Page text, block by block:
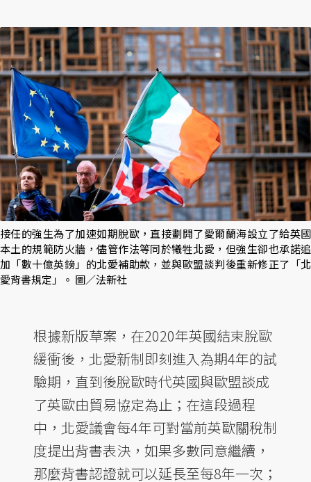
接任的強生為了加速如期脫歐，直接劃開了愛爾蘭海設立了給英國
本土的規範防火牆，儘管作法等同於犧牲北愛，但強生卻也承諾追
加「數十億英鎊」的北愛補助款，並與歐盟談判後重新修正了「北
愛背書規定」。 圖／法新社
根據新版草案，在2020年英國結束脫歐
緩衝後，北愛新制即刻進入為期4年的試
驗期，直到後脫歐時代英國與歐盟談成
了英歐由貿易協定為止；在這段過程
中，北愛議會每4年可對當前英歐關稅制
度提出背書表決，如果多數同意繼續，
那麼背書認證就可以延長至每8年一次；